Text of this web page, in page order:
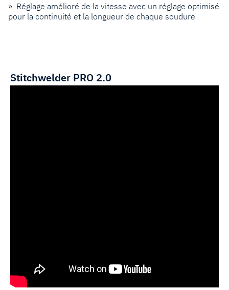
» Réglage amélioré de la vitesse avec un réglage optimisé
pour la continuité et la longueur de chaque soudure
Stitchwelder PRO 2.0